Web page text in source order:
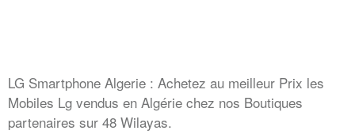
LG Smartphone Algerie : Achetez au meilleur Prix les
Mobiles Lg vendus en Algérie chez nos Boutiques
partenaires sur 48 Wilayas.